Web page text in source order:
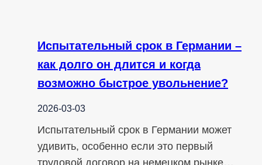
Испытательный срок в Германии –
как долго он длится и когда
возможно быстрое увольнение?
2026-03-03
Испытательный срок в Германии может
удивить, особенно если это первый
трудовой договор на немецком рынке…